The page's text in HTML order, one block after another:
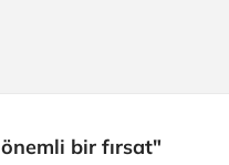
bir fırsat"